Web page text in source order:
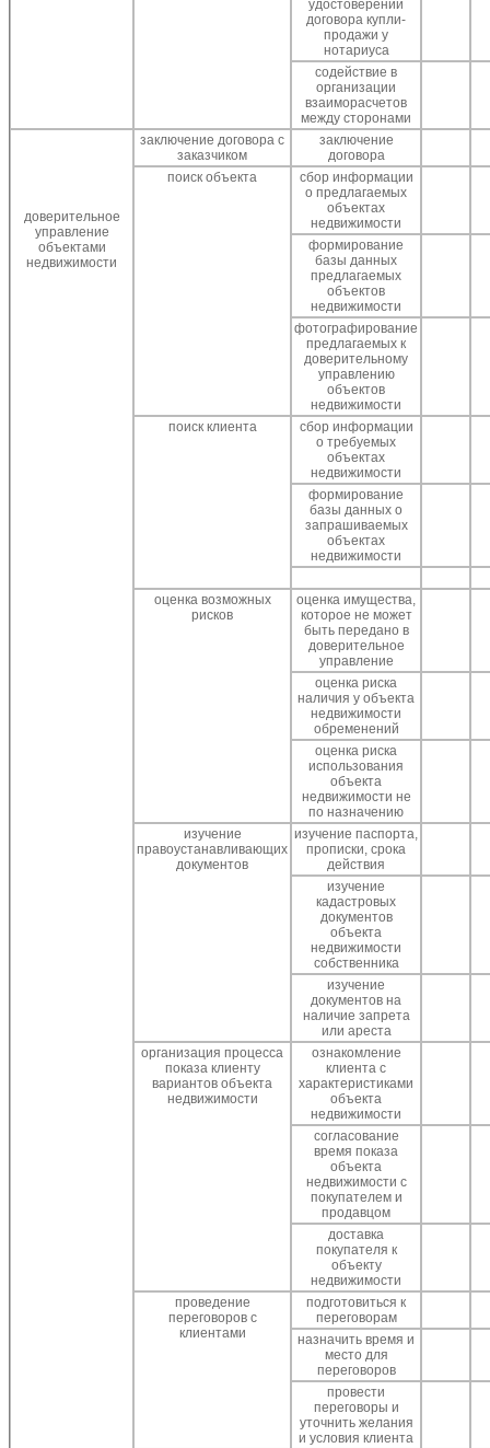
удостоверении
договора купли-
продажи у
нотариуса
содействие в
организации
взаиморасчетов
между сторонами
доверительное
управление
объектами
недвижимости
заключение договора с
заказчиком
заключение
договора
поиск объекта
сбор информации
о предлагаемых
объектах
недвижимости
формирование
базы данных
предлагаемых
объектов
недвижимости
фотографирование
предлагаемых к
доверительному
управлению
объектов
недвижимости
поиск клиента
сбор информации
о требуемых
объектах
недвижимости
формирование
базы данных о
запрашиваемых
объектах
недвижимости
оценка возможных
рисков
оценка имущества,
которое не может
быть передано в
доверительное
управление
оценка риска
наличия у объекта
недвижимости
обременений
оценка риска
использования
объекта
недвижимости не
по назначению
изучение
правоустанавливающих
документов
изучение паспорта,
прописки, срока
действия
изучение
кадастровых
документов
объекта
недвижимости
собственника
изучение
документов на
наличие запрета
или ареста
организация процесса
показа клиенту
вариантов объекта
недвижимости
ознакомление
клиента с
характеристиками
объекта
недвижимости
согласование
время показа
объекта
недвижимости с
покупателем и
продавцом
доставка
покупателя к
объекту
недвижимости
проведение
переговоров с
клиентами
подготовиться к
переговорам
назначить время и
место для
переговоров
провести
переговоры и
уточнить желания
и условия клиента